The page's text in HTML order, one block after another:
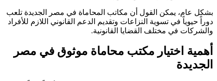
بشكل عام، يمكن القول أن مكاتب المحاماة في مصر الجديدة تلعب
دوراً حيوياً في تسوية النزاعات وتقديم الدعم القانوني اللازم للأفراد
والشركات في مختلف القضايا القانونية.
أهمية اختيار مكتب محاماة موثوق في مصر
الجديدة